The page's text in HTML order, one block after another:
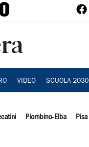
VIDEO SCUOLA 2030
Piombino-Elba Pisa